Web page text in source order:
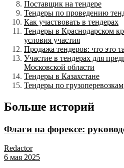
Поставщик на тендере
Тендеры по проведению
Как участвовать в тендерах
Тендеры в Краснодарском
условия участия
Продажа тендеров: что это
Участие в тендерах для
Московской области
Тендеры в Казахстане
Тендеры по грузоперевозкам
Больше историй
Флаги на форексе:
Redactor
6 мая 2025